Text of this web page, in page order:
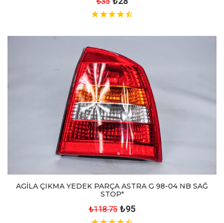
AGİLA ÇIKMA YEDEK PARÇA ASTRA G 98-04 NB SAĞ
STOP"
₺118.75 ₺95